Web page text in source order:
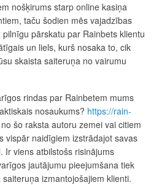
nošķirums starp online kasiņa
taču šodien mēs vajadzības
pārskatu par Rainbets klientu
un liels, kurš nosaka to, cik
skaista saiteruņa no vairumu
rindas par Rainbetem mums
nosaukums? https://rain-
šo raksta autoru zemei vai citiem
vispār naidīgiem izstrādajot savas
Ir viens atbilstošs risinājums
jautājumu pieejumšana tiek
izmantojošajiem klienti.